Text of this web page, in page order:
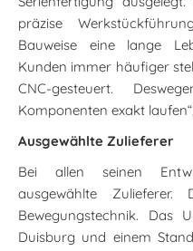
präzise
Bauweise eine lange
Kunden immer häufiger
CNC-gesteuert.
Komponenten exakt
Ausgewählte Zulieferer
Bei allen seinen
ausgewählte
Bewegungstechnik. Das
Duisburg und einem